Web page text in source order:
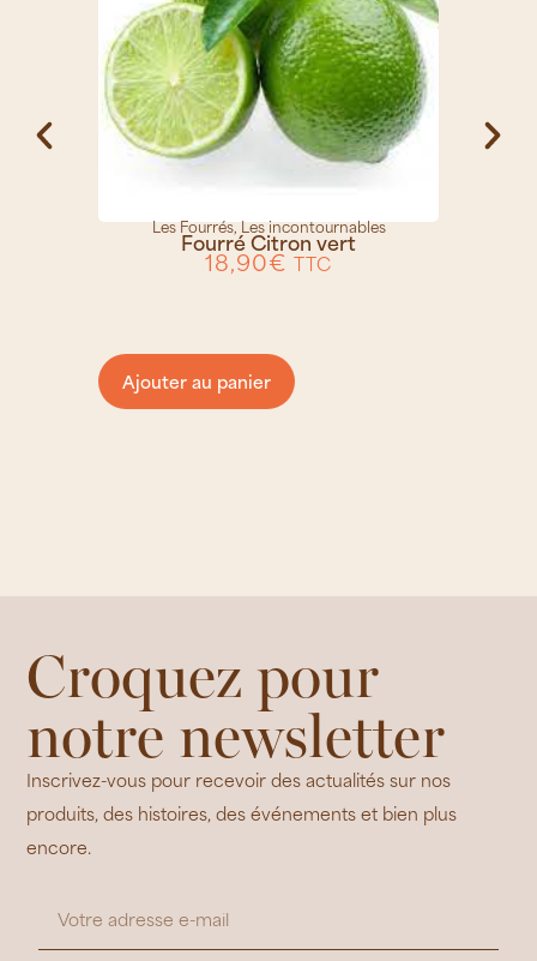
Les Fourrés, Les incontournables
Fourré Citron vert
18,90€ TTC
Ajouter au panier
Croquez pour
notre newsletter
Inscrivez-vous pour recevoir des actualités sur nos
produits, des histoires, des événements et bien plus
encore.